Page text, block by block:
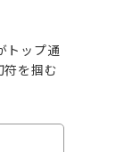
トップ通
符を掴む